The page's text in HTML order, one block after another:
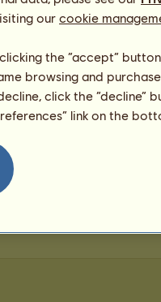
Babe
our cookie
the “accept”
browsing and
click the “decline”
link on the